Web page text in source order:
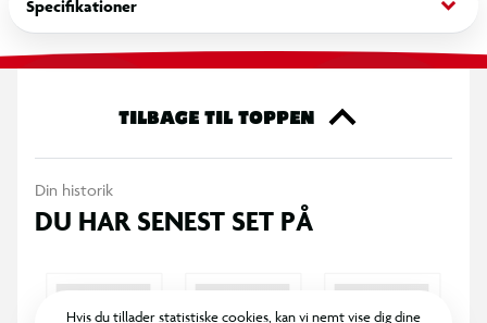
Specifikationer keyboard_arrow_down
TILBAGE TIL TOPPEN
Din historik
DU HAR SENEST SET PÅ
Hvis du tillader statistiske cookies, kan vi nemt vise dig dine